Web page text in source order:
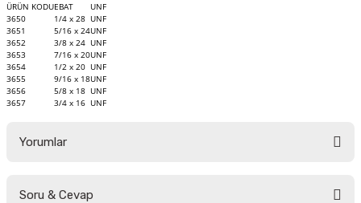
ÜRÜN KODUEBAT
UNF
3650
1/4 x 28 UNF
3651
5/16 x 24UNF
3652
3/8 x 24 UNF
3653
7/16 x 20UNF
3654
1/2 x 20 UNF
3655
9/16 x 18UNF
3656
5/8 x 18 UNF
3657
3/4 x 16 UNF
Yorumlar
Soru & Cevap